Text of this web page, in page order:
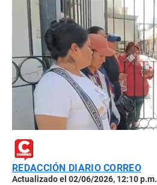
REDACCIÓN DIARIO CORREO
Actualizado el 02/06/2026, 12:10 p.m.